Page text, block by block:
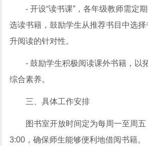
- 开设“读书课”，各年级教师需定
选读书籍，鼓励学生从推荐书目中选
升阅读的针对性。
- 鼓励学生积极阅读课外书籍，以
综合素养。
三、具体工作安排
图书室开放时间定为每周一至周
3:00，确保师生能够便利地借阅书籍。